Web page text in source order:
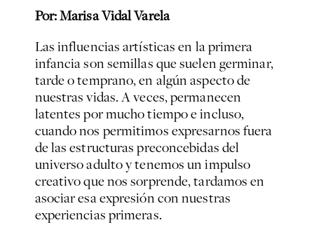
Por: Marisa Vidal Varela
Las influencias artísticas en la primera
infancia son semillas que suelen germinar,
tarde o temprano, en algún aspecto de
nuestras vidas. A veces, permanecen
latentes por mucho tiempo e incluso,
cuando nos permitimos expresarnos fuera
de las estructuras preconcebidas del
universo adulto y tenemos un impulso
creativo que nos sorprende, tardamos en
asociar esa expresión con nuestras
experiencias primeras.